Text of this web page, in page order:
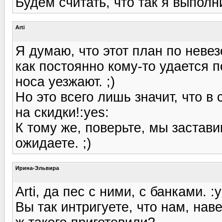
Arti
Я думаю, что этот план по
как постоянно кому-то удается
носа уезжают. ;)
Но это всего лишь значит, что
на скидки!:yes:
К тому же, поверьте, мы
ожидаете. ;)
Ирина-Эльвира
Arti, да пес с ними, с банками.
Вы так интригуете, что нам,